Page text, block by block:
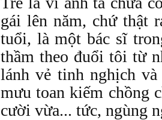
gái lên năm, chứ thật
tuổi, là một bác sĩ
thầm theo đuổi tôi từ
lánh vẻ tinh nghịch
mưu toan kiếm chồng
cười vừa... tức, ngùng